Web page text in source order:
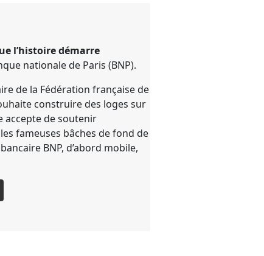
l’histoire démarre
nationale de Paris (BNP).
de la Fédération française de
construire des loges sur
accepte de soutenir
fameuses bâches de fond de
BNP, d’abord mobile,